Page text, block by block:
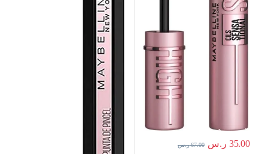
35.00 ر.س 67.00 ر.س